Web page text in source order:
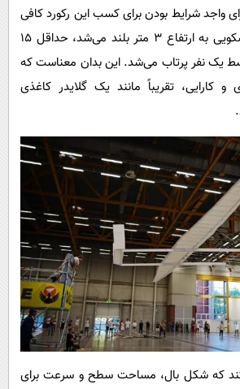
واجد شرایط بودن برای کسب این رکورد کافی
نبود. هواپیما باید از سکویی به ارتفاع ۳ متر بلند می‌شد، حداقل ۱۵
یک نفر پرتاب می‌شد. این بدان معناست که
و کارایی، تقریباً مانند یک گلایدر کاغذی
که شکل بال، مساحت سطح و سرعت برای